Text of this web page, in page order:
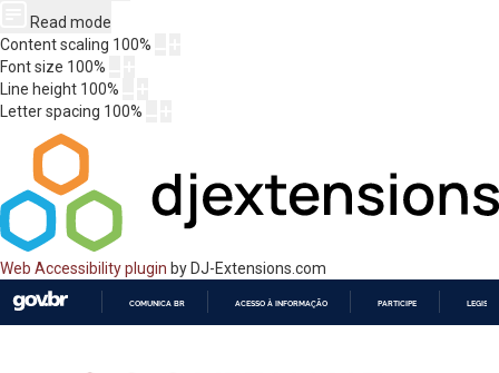
Read mode
Content scaling 100%
Font size 100%
Line height 100%
Letter spacing 100%
Web Accessibility plugin by DJ-Extensions.com
COMUNICA BR ACESSO À INFORMAÇÃO PARTICIPE